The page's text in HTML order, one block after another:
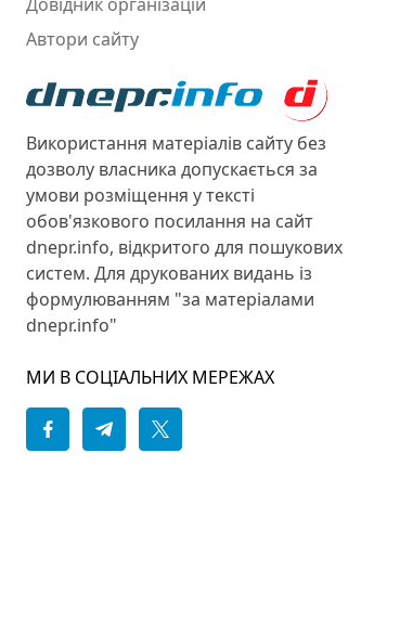
Автори сайту
Використання матеріалів сайту без
дозволу власника допускається за
умови розміщення у тексті
обов'язкового посилання на сайт
dnepr.info, відкритого для пошукових
систем. Для друкованих видань із
формулюванням "за матеріалами
dnepr.info"
МИ В СОЦІАЛЬНИХ МЕРЕЖАХ